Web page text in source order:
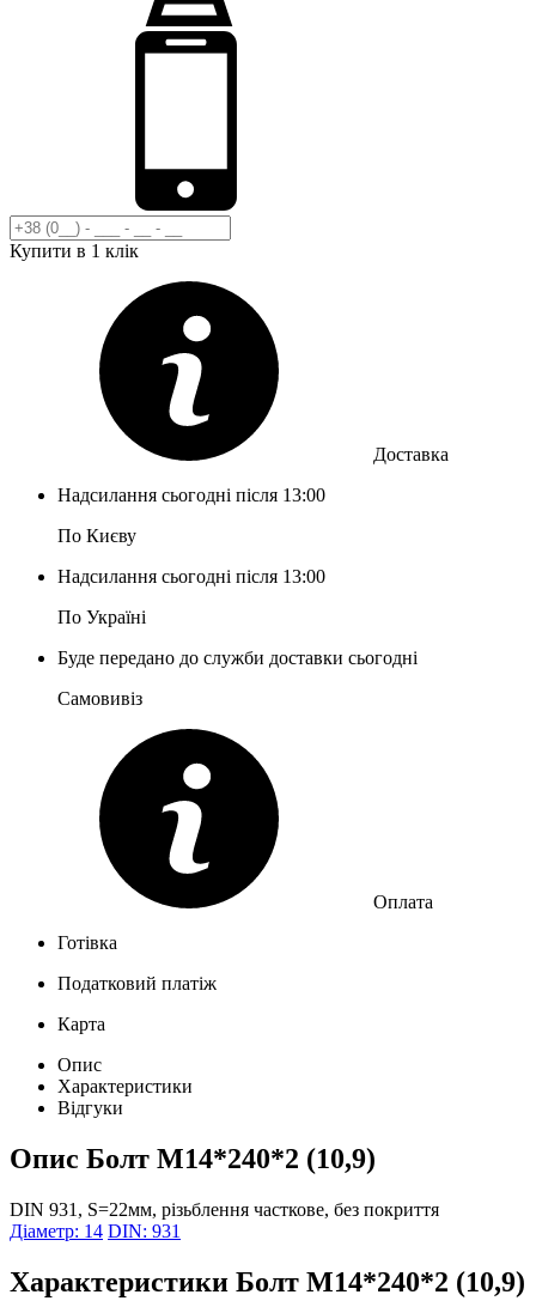
Купити в 1 клік
Доставка
Надсилання сьогодні після 13:00
По Києву
Надсилання сьогодні після 13:00
По Україні
Буде передано до служби доставки сьогодні
Самовивіз
Оплата
Готівка
Податковий платіж
Карта
Опис
Характеристики
Відгуки
Опис Болт М14*240*2 (10,9)
DIN 931, S=22мм, різьблення часткове, без покриття
Діаметр: 14 DIN: 931
Характеристики Болт М14*240*2 (10,9)